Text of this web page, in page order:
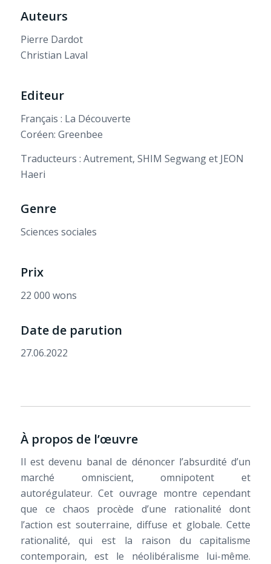
Auteurs
Pierre Dardot
Christian Laval
Editeur
Français : La Découverte
Coréen: Greenbee
Traducteurs : Autrement, SHIM Segwang et JEON
Haeri
Genre
Sciences sociales
Prix
22 000 wons
Date de parution
27.06.2022
À propos de l’œuvre
Il est devenu banal de dénoncer l’absurdité d’un
marché omniscient, omnipotent et
autorégulateur. Cet ouvrage montre cependant
que ce chaos procède d’une rationalité dont
l’action est souterraine, diffuse et globale. Cette
rationalité, qui est la raison du capitalisme
contemporain, est le néolibéralisme lui-même.